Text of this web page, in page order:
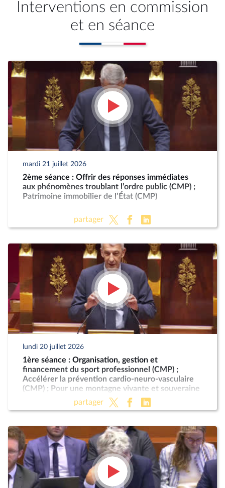
Interventions en commission
et en séance
mardi 21 juillet 2026
2ème séance : Offrir des réponses immédiates
aux phénomènes troublant l’ordre public (CMP) ;
Patrimoine immobilier de l’État (CMP)
partager
lundi 20 juillet 2026
1ère séance : Organisation, gestion et
financement du sport professionnel (CMP) ;
Accélérer la prévention cardio-neuro-vasculaire
(CMP) ; Pour une montagne vivante et souveraine
partager